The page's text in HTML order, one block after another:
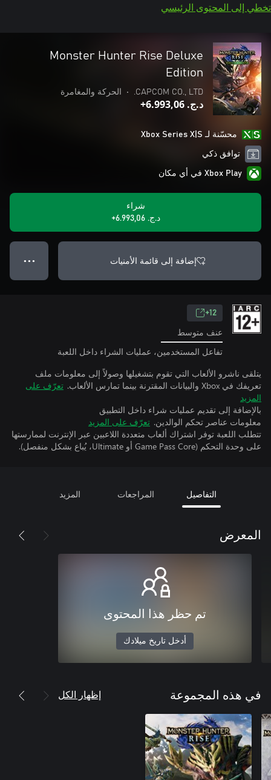
تخطي إلى المحتوى الرئيسي
Monster Hunter Rise Deluxe
Edition
CAPCOM CO., LTD.
• الحركة والمغامرة
د.ج.‏ 6.993,06+
محسّنة لـ Xbox Series X|S
توافق ذكي
Xbox Play في أي مكان
شراء
د.ج.‏ 6.993,06+
إضافة إلى قائمة الأمنيات ● ● ●
12+
عنف متوسط
تفاعل المستخدمين، عمليات الشراء داخل اللعبة
يتلقى ناشرو الألعاب التي تقوم بتشغيلها وصولاً إلى معلومات ملف
تعريفك في Xbox والبيانات المقترنة بينما تمارس الألعاب.
تعرّف على
المزيد
بالإضافة إلى تقديم عمليات شراء داخل التطبيق
معلومات عناصر تحكم الوالدين. تعرّف على المزيد
تتطلب اللعبة توفر اشتراك ألعاب متعددة اللاعبين عبر الإنترنت لممارستها
على وحدة التحكم (Game Pass Core أو Ultimate، يُباع بشكل منفصل).
التفاصيل المراجعات المزيد
المعرض
تم حظر هذا المحتوى
أدخل تاريخ ميلادك
في هذه المجموعة إظهار الكل